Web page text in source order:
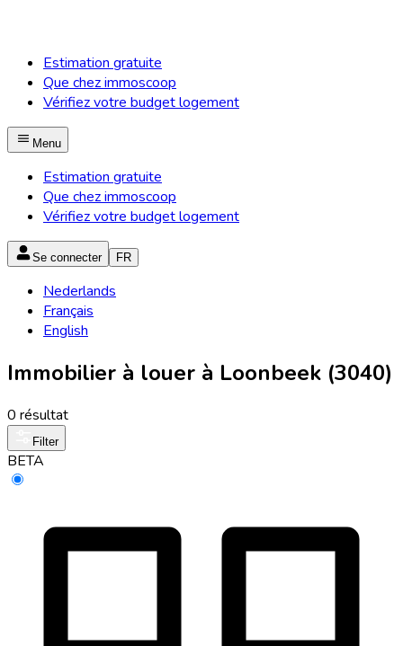
Estimation gratuite
Que chez immoscoop
Vérifiez votre budget logement
Menu
Estimation gratuite
Que chez immoscoop
Vérifiez votre budget logement
Se connecter FR
Nederlands
Français
English
Immobilier à louer à Loonbeek (3040)
0 résultat
Filter
BETA